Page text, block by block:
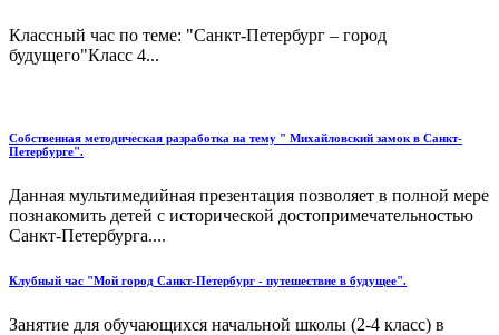
Классный час по теме: "Санкт-Петербург – город
будущего"Класс 4...
Собственная методическая разработка на тему " Михайловский замок в Санкт-
Петербурге".
Данная мультимедийная презентация позволяет в полной мере
познакомить детей с исторической достопримечательностью
Санкт-Петербурга....
Клубный час "Мой город Санкт-Петербург - путешествие в будущее".
Занятие для обучающихся начальной школы (2-4 класс) в